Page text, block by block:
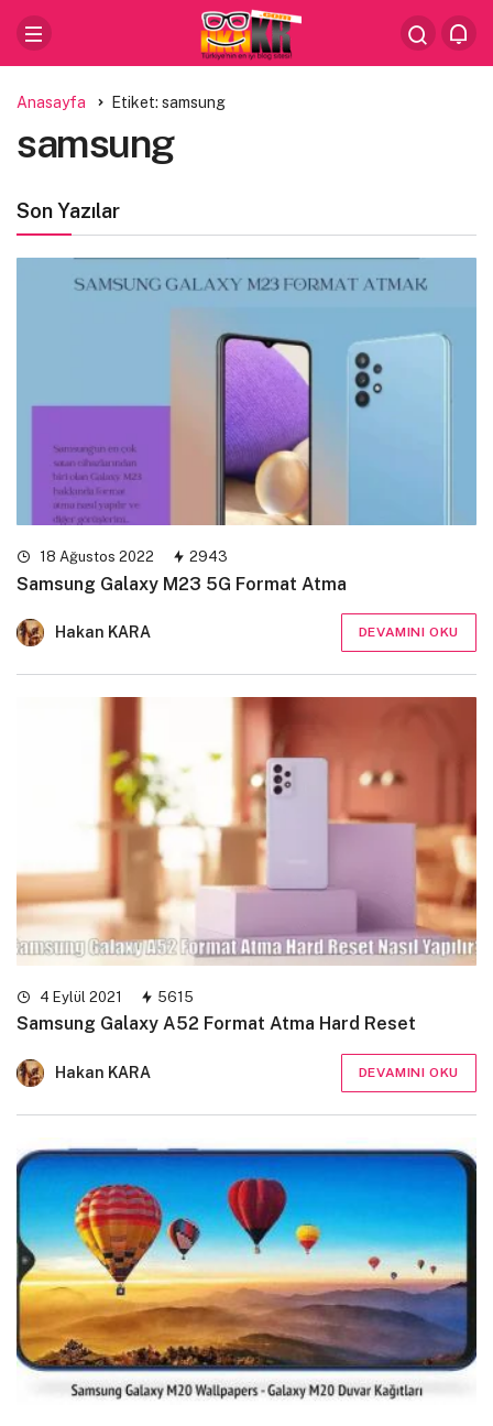
Anasayfa Etiket: samsung
samsung
Son Yazılar
18 Ağustos 2022 2943
Samsung Galaxy M23 5G Format Atma
Hakan KARA DEVAMINI OKU
4 Eylül 2021 5615
Samsung Galaxy A52 Format Atma Hard Reset
Hakan KARA DEVAMINI OKU